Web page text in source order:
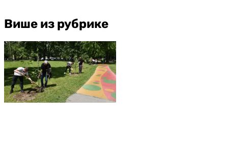
Више из рубрике